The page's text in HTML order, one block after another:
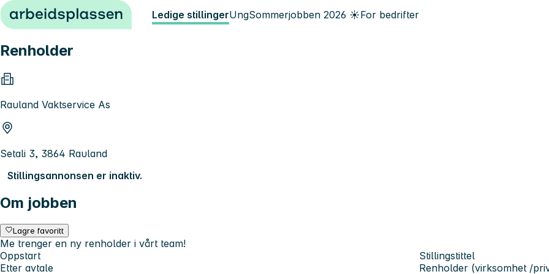
Hopp til innhold Ledige stillingerUngSommerjobben 2026 ☀️For bedrifter
Renholder
Rauland Vaktservice As
Setali 3, 3864 Rauland
Stillingsannonsen er inaktiv.
Om jobben
Lagre favoritt
Me trenger en ny renholder i vårt team!
Oppstart
Etter avtale
Stillingstittel
Renholder (virksomhet /